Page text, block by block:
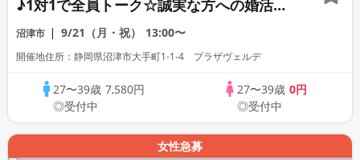
♪1対1で全員トーク☆誠実な方への婚活パ
ーティー
沼津市 9/21（月・祝） 13:00〜
開催地住所：静岡県沼津市大手町1-1-4 プラザヴェルデ
27〜39歳 7,580円
◎受付中
27〜39歳 0円
◎受付中
女性急募